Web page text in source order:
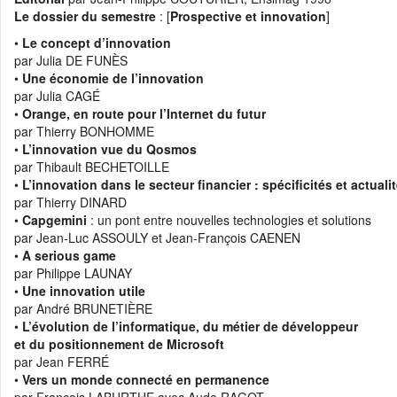
💼 Offre d'emploi :Data Engineer (Alternance)
💼 Offre d'emploi :Research Engineer in AI-driven Social
💼 Offre d'emploi :Head of IT Infrastructure and Client Services
💼 Offre d'emploi :
Le dossier du semestre : [Prospective et innovation]
• Le concept d’innovation
par Julia DE FUNÈS
• Une économie de l’innovation
par Julia CAGÉ
• Orange, en route pour l’Internet du futur
par Thierry BONHOMME
• L’innovation vue du Qosmos
par Thibault BECHETOILLE
• L’innovation dans le secteur financier : spécificités et
par Thierry DINARD
• Capgemini : un pont entre nouvelles technologies et solutions
par Jean-Luc ASSOULY et Jean-François CAENEN
• A serious game
par Philippe LAUNAY
• Une innovation utile
par André BRUNETIÈRE
• L’évolution de l’informatique, du métier de développeur
et du positionnement de Microsoft
par Jean FERRÉ
• Vers un monde connecté en permanence